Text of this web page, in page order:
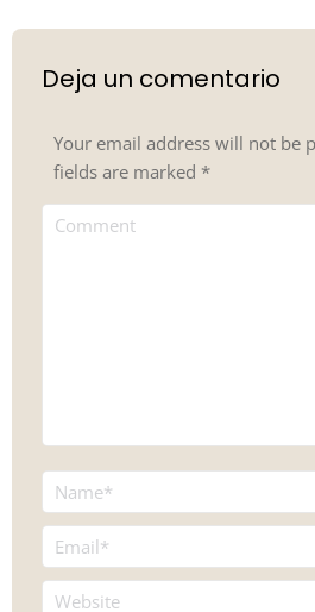
Deja un comentario
Your email address will not be
fields are marked *
Comment
Name *
Email *
Website